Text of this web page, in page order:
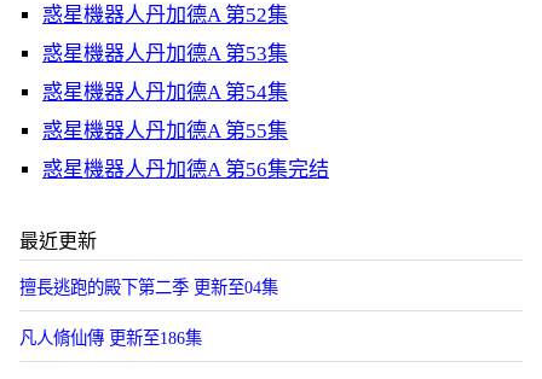
惑星機器人丹加德A 第52集
惑星機器人丹加德A 第53集
惑星機器人丹加德A 第54集
惑星機器人丹加德A 第55集
惑星機器人丹加德A 第56集完结
最近更新
擅長逃跑的殿下第二季 更新至04集
凡人脩仙傳 更新至186集